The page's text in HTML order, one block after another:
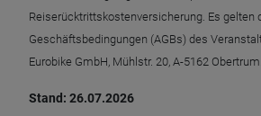
Reiserücktrittskostenversicherung. Es gelten
Geschäftsbedingungen (AGBs) des
Eurobike GmbH, Mühlstr. 20, A-5162
Stand: 26.07.2026